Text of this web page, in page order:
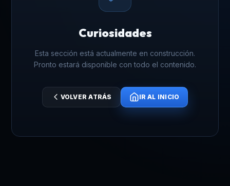
Curiosidades
Esta sección está actualmente en construcción.
Pronto estará disponible con todo el contenido.
VOLVER ATRÁS IR AL INICIO